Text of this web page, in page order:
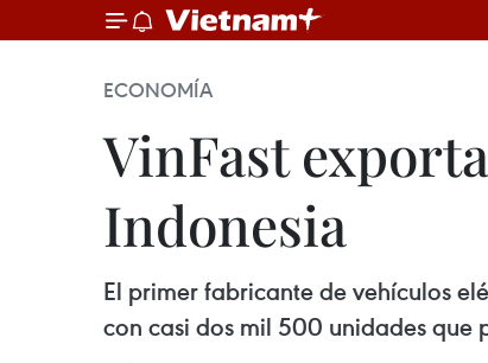
ECONOMÍA
VinFast
Indonesia
El primer fabricante de vehículos
con casi dos mil 500 unidades que